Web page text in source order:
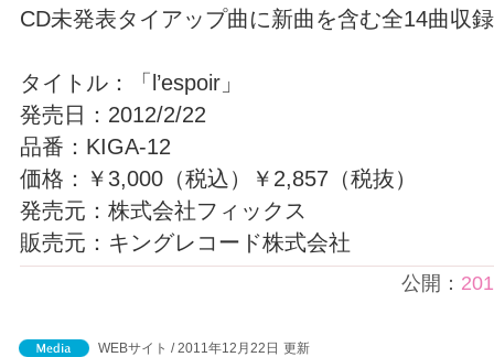
CD未発表タイアップ曲に新曲を含む全14曲収
タイトル：「l’espoir」
発売日：2012/2/22
品番：KIGA-12
価格：￥3,000（税込）￥2,857（税抜）
発売元：株式会社フィックス
販売元：キングレコード株式会社
公開：
WEBサイト / 2011年12月22日 更新